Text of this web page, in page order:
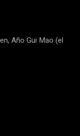
Año Gui Mao (el